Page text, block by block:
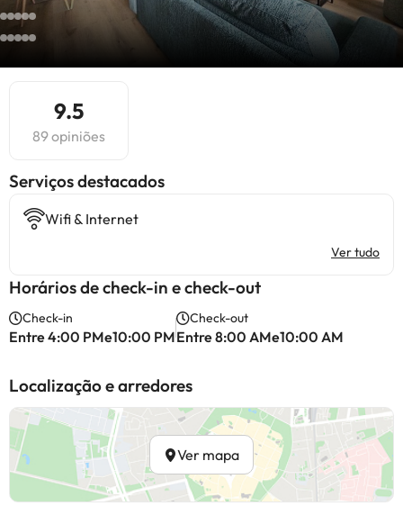
9.5
89 opiniões
Serviços destacados
Wifi & Internet
Ver tudo
Horários de check-in e check-out
Check-in
Entre 4:00 PMe10:00 PM
Check-out
Entre 8:00 AMe10:00 AM
Localização e arredores
Ver mapa